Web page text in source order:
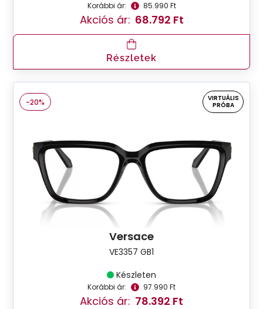
Korábbi ár: 85.990 Ft
Akciós ár: 68.792 Ft
Részletek
-20%
VIRTUÁLIS
PRÓBA
Versace
VE3357 GB1
Készleten
Korábbi ár: 97.990 Ft
Akciós ár: 78.392 Ft